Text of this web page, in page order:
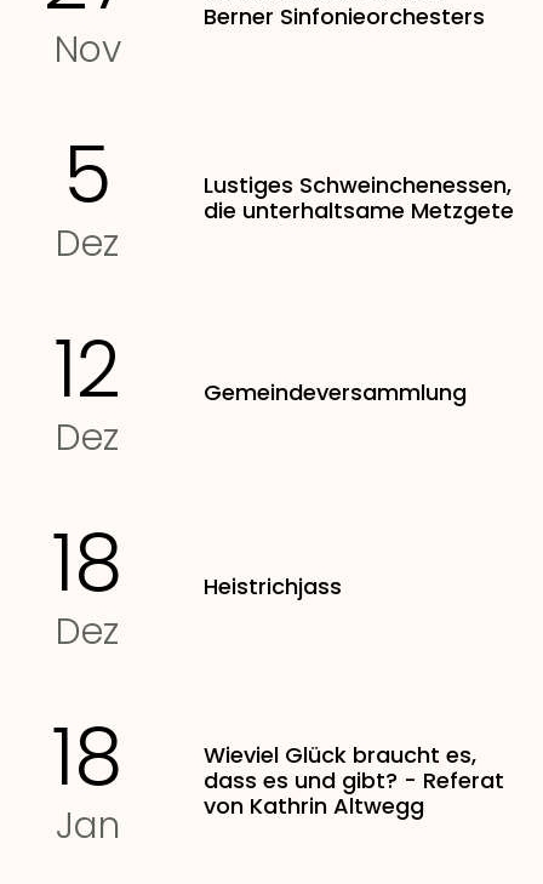
Nov
Berner Sinfonieorchesters
5
Dez
Lustiges Schweinchenessen,
die unterhaltsame Metzgete
12
Dez
Gemeindeversammlung
18
Dez
Heistrichjass
18
Jan
Wieviel Glück braucht es,
dass es und gibt? - Referat
von Kathrin Altwegg